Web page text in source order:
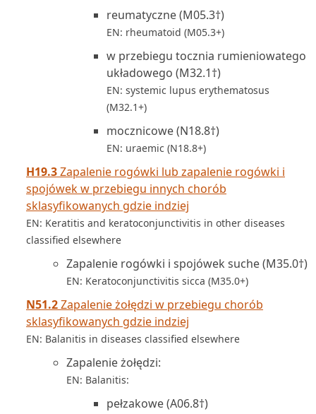
reumatyczne (M05.3†)
EN: rheumatoid (M05.3+)
w przebiegu tocznia rumieniowatego
układowego (M32.1†)
EN: systemic lupus erythematosus
(M32.1+)
mocznicowe (N18.8†)
EN: uraemic (N18.8+)
H19.3Zapalenie rogówki lub zapalenie rogówki i
spojówek w przebiegu innych chorób
sklasyfikowanych gdzie indziej
EN: Keratitis and keratoconjunctivitis in other diseases
classified elsewhere
Zapalenie rogówki i spojówek suche (M35.0†)
EN: Keratoconjunctivitis sicca (M35.0+)
N51.2Zapalenie żołędzi w przebiegu chorób
sklasyfikowanych gdzie indziej
EN: Balanitis in diseases classified elsewhere
Zapalenie żołędzi:
EN: Balanitis:
pełzakowe (A06.8†)